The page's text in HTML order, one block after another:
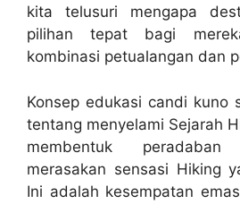
kita telusuri mengapa
pilihan tepat bagi
kombinasi petualangan dan
Konsep edukasi candi kuno
tentang menyelami Sejarah
membentuk
merasakan sensasi Hiking
Ini adalah kesempatan